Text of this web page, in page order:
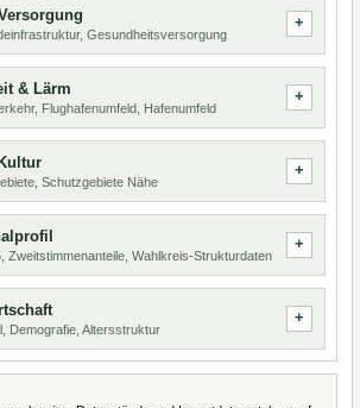
Gesundheitsversorgung
& Lärm
Flughafenumfeld, Hafenumfeld
Schutzgebiete Nähe
Zweitstimmenanteile, Wahlkreis-Strukturdaten
Demografie, Altersstruktur